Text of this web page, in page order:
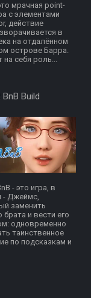
мрачная point-
с элементами
действие
в
на отдалённом
острове Барра.
на себя роль...
BnB Build
- это игра, в
- Джеймс,
заменить
и вести его
одновременно
таинственное
по подсказкам и